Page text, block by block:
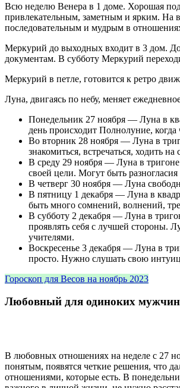
Всю неделю Венера в 1 доме. Хорошая
привлекательным, заметным и ярким. На
последовательным и мудрым в
Меркурий до выходных входит в 3 дом. До
документам. В субботу Меркурий
Меркурий в петле, готовится к ретро
Луна, двигаясь по небу, меняет
Понедельник 27 ноября — Луна в
день происходит Полнолуние, когда
Во вторник 28 ноября — Луна в
знакомиться, встречаться, ходить
В среду 29 ноября — Луна в
своей цели. Могут быть
В четверг 30 ноября — Луна
В пятницу 1 декабря — Луна в
быть много сомнений, волнений,
В субботу 2 декабря — Луна в
проявлять себя с лучшей стороны.
учителями.
Воскресенье 3 декабря — Луна в
просто. Нужно слушать свою
Гороскоп для Весов на ноябрь 2023
Любовный для одиноких
В любовных отношениях на неделе с 27
понятым, появятся четкие решения, что
отношениями, которые есть. В